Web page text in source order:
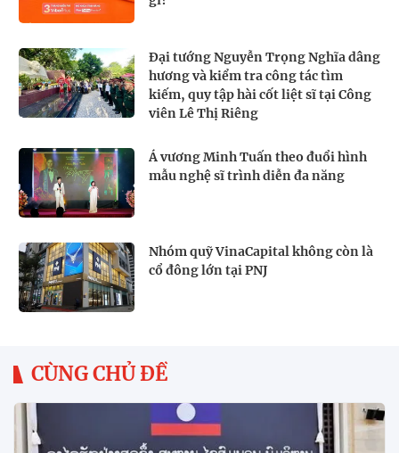
Đại tướng Nguyễn Trọng Nghĩa dâng
hương và kiểm tra công tác tìm
kiếm, quy tập hài cốt liệt sĩ tại Công
viên Lê Thị Riêng
Á vương Minh Tuấn theo đuổi hình
mẫu nghệ sĩ trình diễn đa năng
Nhóm quỹ VinaCapital không còn là
cổ đông lớn tại PNJ
CÙNG CHỦ ĐỀ